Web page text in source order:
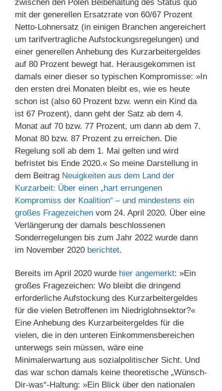
zwischen den Polen Beibehaltung des Status quo
mit der generellen Ersatzrate von 60/67 Prozent
Netto-Lohnersatz (in einigen Branchen angereichert
um tarifvertragliche Aufstockungsregelungen) und
einer generellen Anhebung des Kurzarbeitergeldes
auf 80 Prozent bewegt hat. Herausgekommen ist
damals einer dieser so typischen Kompromisse: »In
den ersten drei Monaten bleibt es, wie es heute
schon ist (also 60 Prozent bzw. wenn ein Kind da
ist 67 Prozent), dann geht der Satz ab dem 4.
Monat auf 70 bzw. 77 Prozent, um dann ab dem 7.
Monat 80 bzw. 87 Prozent zu erreichen. Die
Regelung soll ab dem 1. Mai gelten und wird
befristet bis Ende 2020.« So meine Darstellung in
dem Beitrag Neuigkeiten aus dem Land der
Kurzarbeit: Über einen „hart errungenen
Kompromiss der Koalition“ – und mindestens ein
großes Fragezeichen vom 24. April 2020. Über eine
Verlängerung der damals beschlossenen
Sonderregelungen bis zum Jahr 2022 wurde dann
im November 2020 berichtet.
Bereits im April 2020 wurde hier angemerkt: »Ein
großes Fragezeichen: Wo bleibt die dringend
erforderliche Aufstockung des Kurzarbeitergeldes
für die vielen Betroffenen im Niedriglohnsektor?«
Eine Anhebung des Kurzarbeitergeldes für die
vielen, die in den unteren Einkommensbereichen
unterwegs sein müssen, wäre eine
Minimalerwartung aus sozialpolitischer Sicht. Und
das war schon damals keine theoretische „Wünsch-
Dir-was“-Haltung: »Ein Blick über den nationalen